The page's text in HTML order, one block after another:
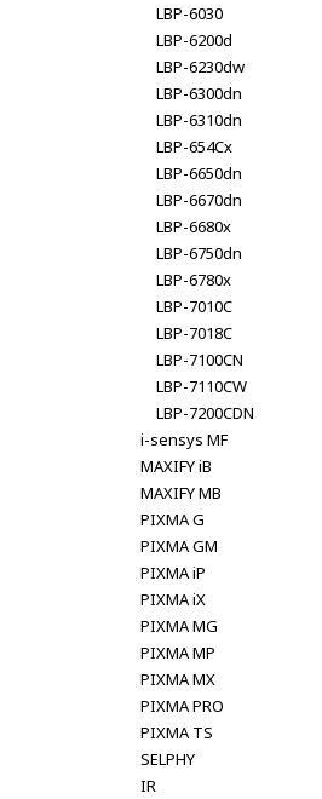
LBP-6030
LBP-6200d
LBP-6230dw
LBP-6300dn
LBP-6310dn
LBP-654Cx
LBP-6650dn
LBP-6670dn
LBP-6680x
LBP-6750dn
LBP-6780x
LBP-7010C
LBP-7018C
LBP-7100CN
LBP-7110CW
LBP-7200CDN
i-sensys MF
MAXIFY iB
MAXIFY MB
PIXMA G
PIXMA GM
PIXMA iP
PIXMA iX
PIXMA MG
PIXMA MP
PIXMA MX
PIXMA PRO
PIXMA TS
SELPHY
IR